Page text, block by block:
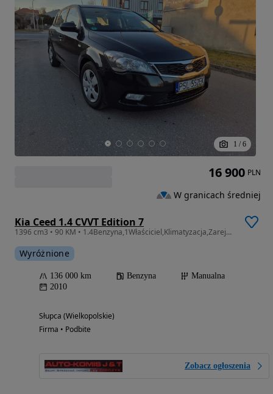
1 / 6
Kia Ceed 1.4 CVVT Edition 7
1396 cm3 • 90 KM • 1.4Benzyna,1Właściciel,Klimatyzacja,Zarejestrowany!
Wyróżnione
136 000 km Benzyna
Manualna
2010
Słupca (Wielkopolskie)
Firma • Podbite
Zobacz ogłoszenia
16 900 PLN
W granicach średniej